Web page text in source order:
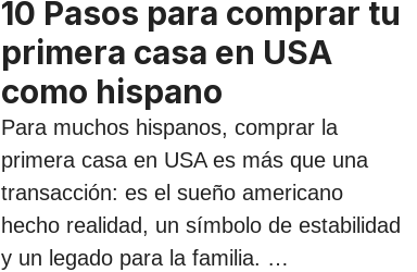
10 Pasos para comprar tu
primera casa en USA
como hispano
Para muchos hispanos, comprar la
primera casa en USA es más que una
transacción: es el sueño americano
hecho realidad, un símbolo de estabilidad
y un legado para la familia. …